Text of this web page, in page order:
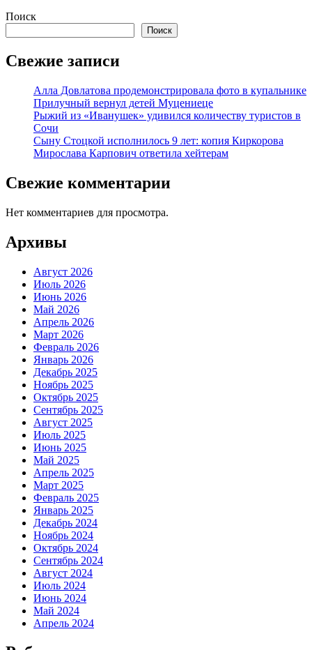
Поиск
Поиск
Свежие записи
Алла Довлатова продемонстрировала фото в купальнике
Прилучный вернул детей Муцениеце
Рыжий из «Иванушек» удивился количеству туристов в
Сочи
Сыну Стоцкой исполнилось 9 лет: копия Киркорова
Мирослава Карпович ответила хейтерам
Свежие комментарии
Нет комментариев для просмотра.
Архивы
Август 2026
Июль 2026
Июнь 2026
Май 2026
Апрель 2026
Март 2026
Февраль 2026
Январь 2026
Декабрь 2025
Ноябрь 2025
Октябрь 2025
Сентябрь 2025
Август 2025
Июль 2025
Июнь 2025
Май 2025
Апрель 2025
Март 2025
Февраль 2025
Январь 2025
Декабрь 2024
Ноябрь 2024
Октябрь 2024
Сентябрь 2024
Август 2024
Июль 2024
Июнь 2024
Май 2024
Апрель 2024